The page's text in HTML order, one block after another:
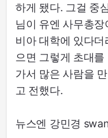
하게 됐다. 그걸 중
님이 유엔 사무총
비아 대학에 있다
으면 그렇게 초대
가서 많은 사람을
고 전했다.
뉴스엔 강민경